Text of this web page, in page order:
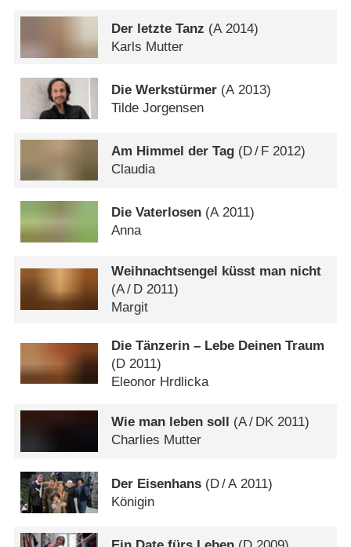
Der letzte Tanz (A 2014)
Karls Mutter
Die Werkstürmer (A2013)
Tilde Jorgensen
Am Himmel der Tag (D/ F 2012)
Claudia
Die Vaterlosen (A2011)
Anna
Weihnachtsengel küsst man nicht
(A/ D 2011)
Margit
Die Tänzerin – Lebe Deinen Traum
(D 2011)
Eleonor Hrdlicka
Wie man leben soll (A/ DK 2011)
Charlies Mutter
Der Eisenhans (D/A 2011)
Königin